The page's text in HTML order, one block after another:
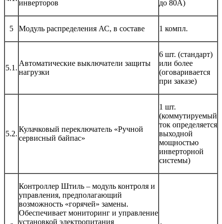
инверторов
до 80А)
5 Модуль распределения АС, в составе 1 компл.
5.1.
Автоматические выключатели защиты
нагрузки
6 шт. (стандарт)
или более
(оговаривается
при заказе)
5.2.
Кулачковый переключатель «Ручной
сервисный байпас»
1 шт.
(коммутируемый
ток определяется
выходной
мощностью
инверторной
системы)
Контроллер Штиль – модуль контроля и
управления, предполагающий
возможность «горячей» замены.
Обеспечивает мониторинг и управление
установкой электропитания